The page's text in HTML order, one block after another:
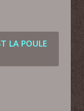
LA POULE